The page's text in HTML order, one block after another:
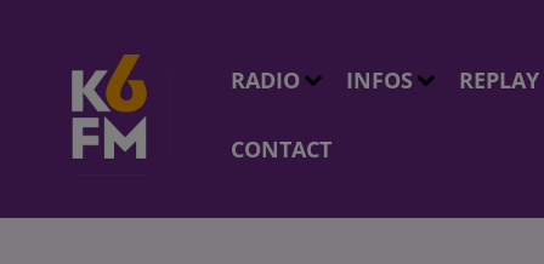
RADIO INFOS REPLAY
CONTACT